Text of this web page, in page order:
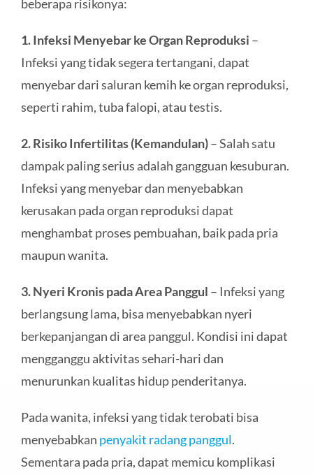
beberapa risikonya:
1. Infeksi Menyebar ke Organ Reproduksi –
Infeksi yang tidak segera tertangani, dapat
menyebar dari saluran kemih ke organ reproduksi,
seperti rahim, tuba falopi, atau testis.
2. Risiko Infertilitas (Kemandulan)– Salah satu
dampak paling serius adalah gangguan kesuburan.
Infeksi yang menyebar dan menyebabkan
kerusakan pada organ reproduksi dapat
menghambat proses pembuahan, baik pada pria
maupun wanita.
3. Nyeri Kronis pada Area Panggul – Infeksi yang
berlangsung lama, bisa menyebabkan nyeri
berkepanjangan di area panggul. Kondisi ini dapat
mengganggu aktivitas sehari-hari dan
menurunkan kualitas hidup penderitanya.
Pada wanita, infeksi yang tidak terobati bisa
menyebabkan penyakit radang panggul.
Sementara pada pria, dapat memicu komplikasi